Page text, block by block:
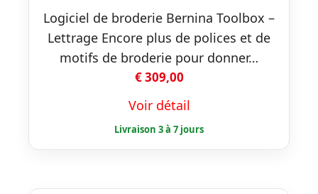
Logiciel de broderie Bernina Toolbox –
Lettrage Encore plus de polices et de
motifs de broderie pour donner…
€309,00
Voir détail